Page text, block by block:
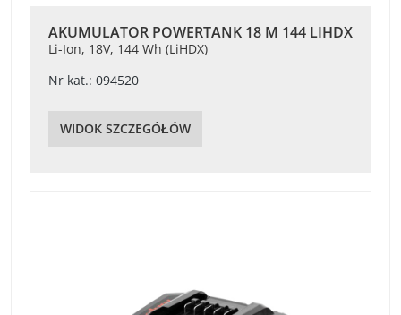
AKUMULATOR POWERTANK 18 M 144 LIHDX
Li-Ion, 18V, 144 Wh (LiHDX)
Nr kat.: 094520
WIDOK SZCZEGÓŁÓW